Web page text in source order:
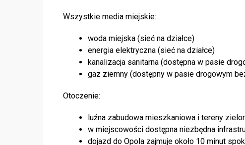
Wszystkie media miejskie:
woda miejska (sieć na działce)
energia elektryczna (sieć na działce)
kanalizacja sanitarna (dostępna w pasie
gaz ziemny (dostępny w pasie drogowym
Otoczenie:
luźna zabudowa mieszkaniowa i tereny
w miejscowości dostępna niezbędna
dojazd do Opola zajmuje około 10 minut